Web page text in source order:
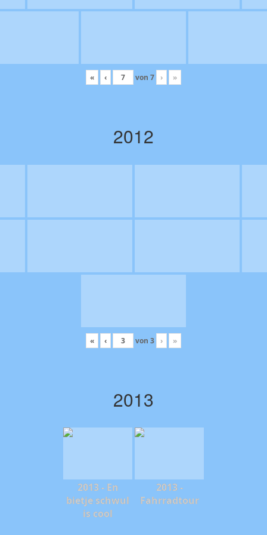
« ‹ von 7 › »
2012
« ‹ von 3 › »
2013
2013 - En
bietje schwul
is cool
2013 -
Fahrradtour